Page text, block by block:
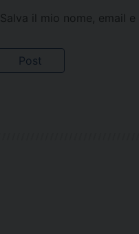
Salva il mio nome, email